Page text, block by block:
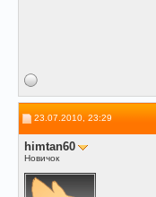
23.07.2010, 23:29
himtan60
Новичок